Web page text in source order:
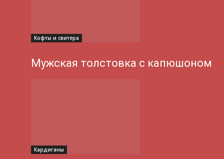
Кофты и свитера
Мужская толстовка с капюшоном
Кардиганы